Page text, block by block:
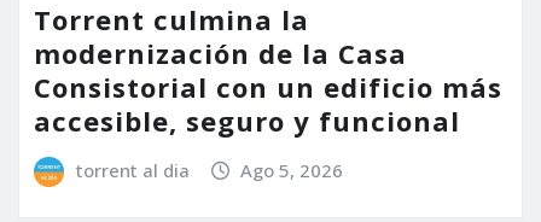
Torrent culmina la
modernización de la Casa
Consistorial con un edificio más
accesible, seguro y funcional
torrent al dia Ago 5, 2026